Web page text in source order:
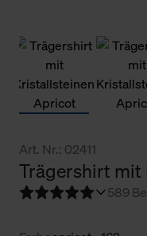
Art. Nr.: 02411
Trägershirt
589